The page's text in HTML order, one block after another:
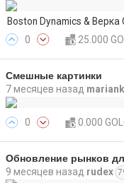
Boston Dynamics &
0
25.000
Смешные картинки
7 месяцев назад
0 0.000
Обновление рынков
9 месяцев назад rudex